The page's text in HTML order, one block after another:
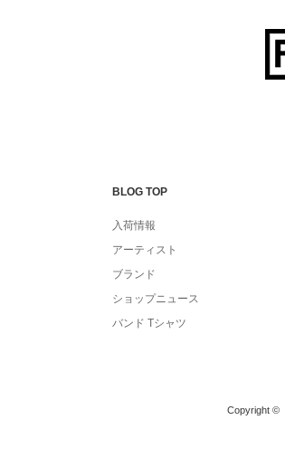
BLOG TOP
入荷情報
アーティスト
ブランド
ショップニュース
バンド Tシャツ
Copyright ©